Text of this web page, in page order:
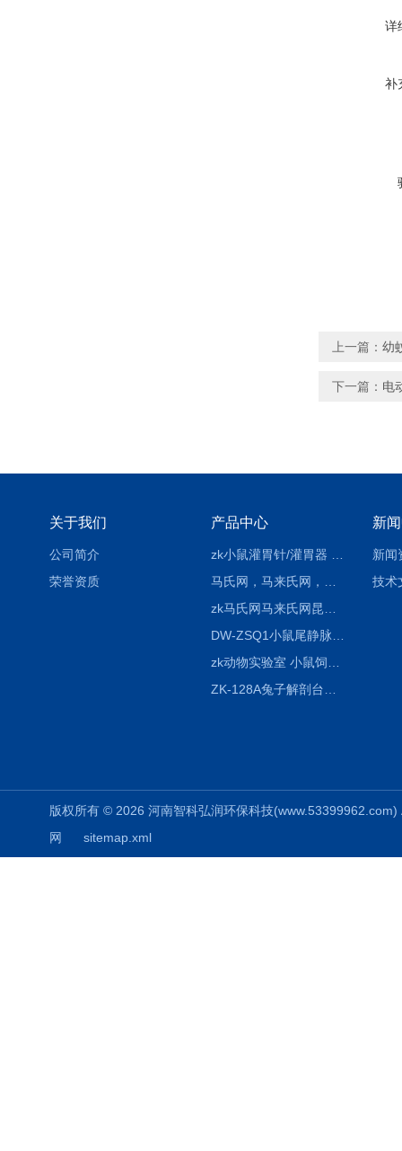
详
补
上一篇： 幼
下一篇： 电
关于我们
公司简介
荣誉资质
产品中心 新
新闻
技术
版权所有 © 2026 河南智科弘润环保科技
网
sitemap.xml